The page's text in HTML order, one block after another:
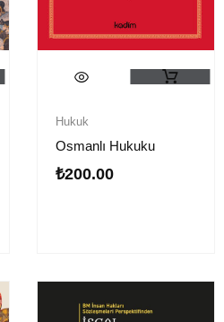
Hukuk
Osmanlı Hukuku
₺200.00